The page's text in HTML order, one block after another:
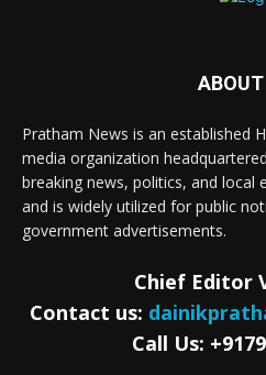
Pratham News is an established
media organization
breaking news, politics, and local
and is widely utilized for public
government advertisements.
Chief Editor
Contact us:
Call Us: